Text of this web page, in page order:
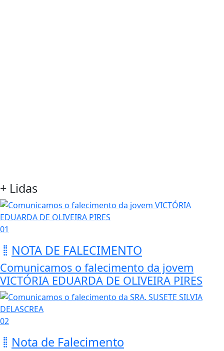
+ Lidas
01
NOTA DE FALECIMENTO
Comunicamos o falecimento da jovem
VICTÓRIA EDUARDA DE OLIVEIRA PIRES
02
Nota de Falecimento